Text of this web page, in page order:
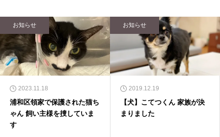
お知らせ
2023.11.18
浦和区領家で保護された猫ち
ゃん 飼い主様を捜していま
す
お知らせ
2019.12.19
【犬】こてつくん 家族が決
まりました